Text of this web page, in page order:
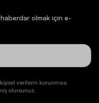
olmak için e-
verilerin korunması
olursunuz.